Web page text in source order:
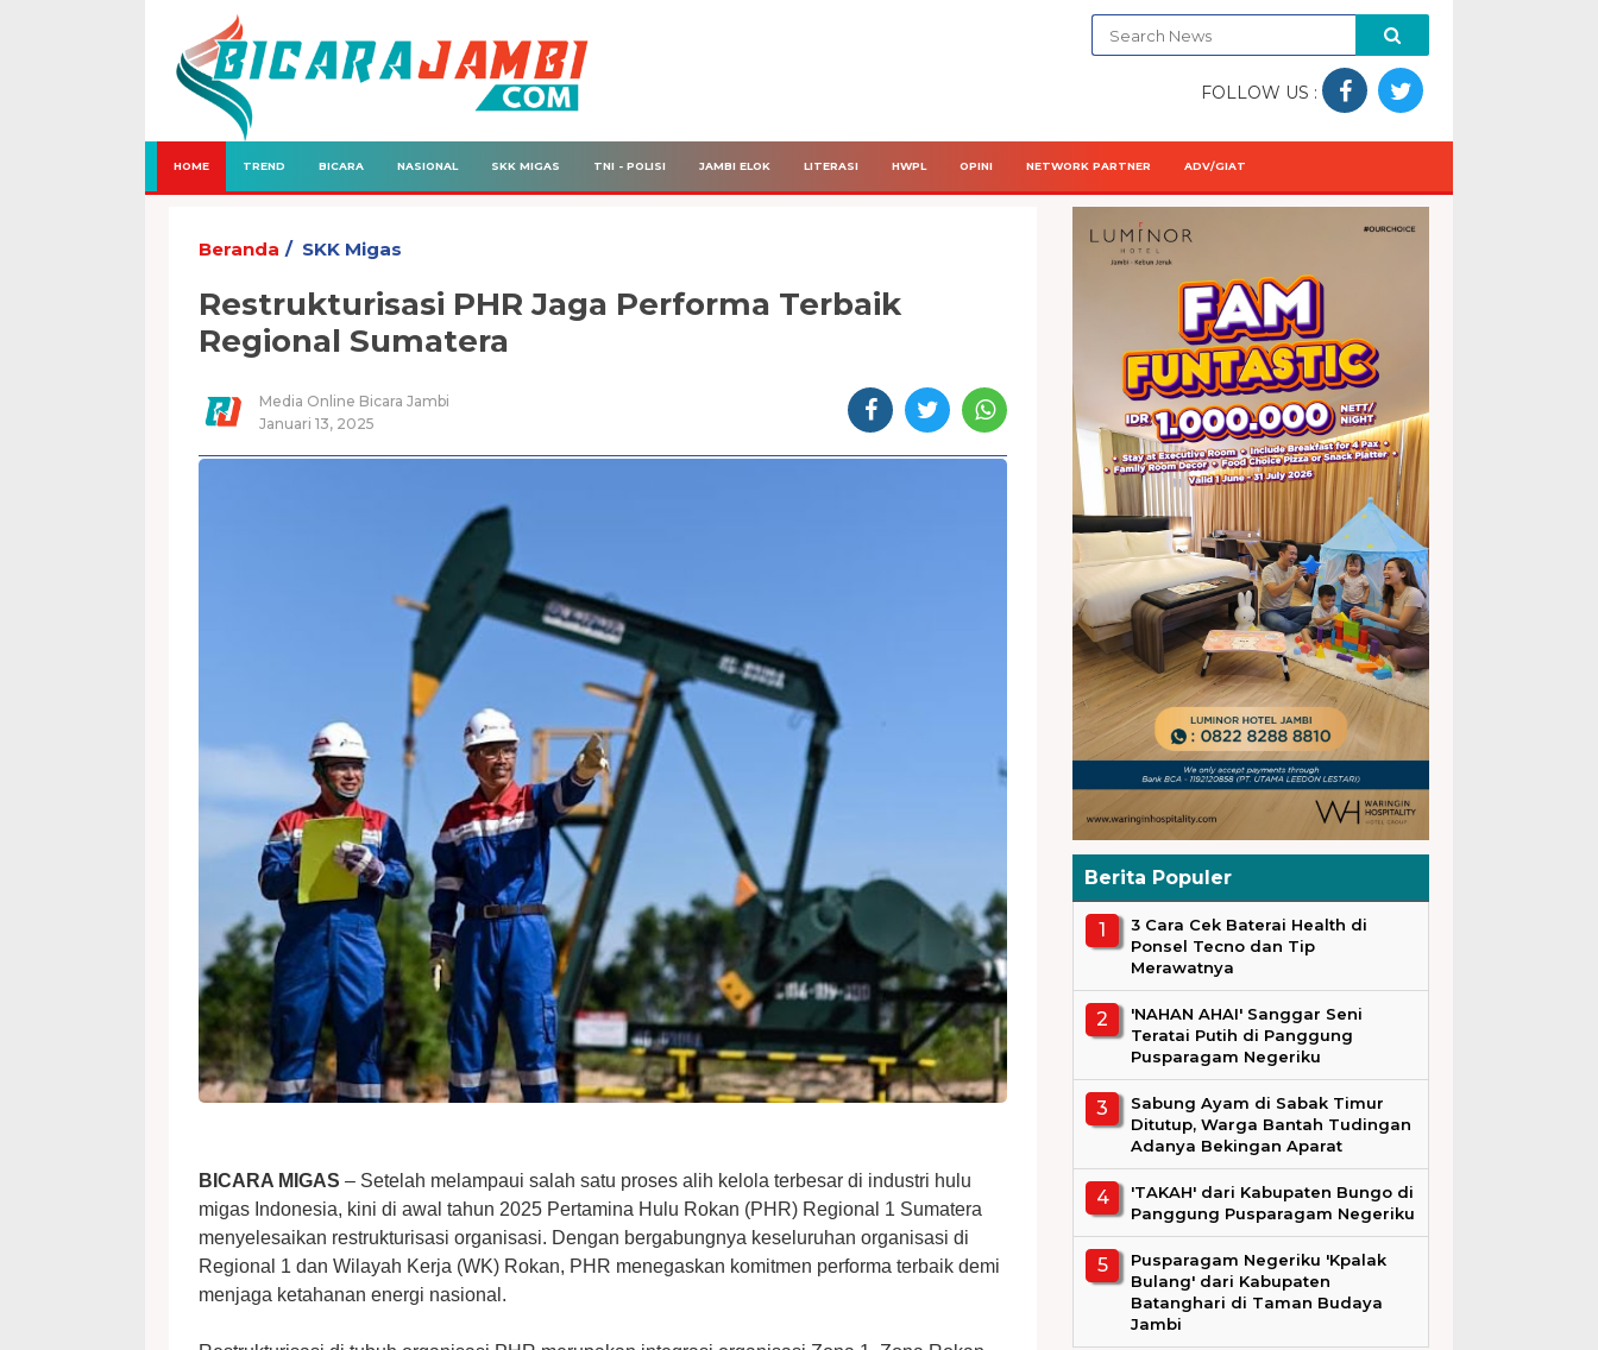
FOLLOW US :
HOME TREND BICARA NASIONAL SKK MIGAS TNI - POLISI JAMBI ELOK LITERASI HWPL OPINI NETWORK PARTNER ADV/GIAT
Beranda SKK Migas
Restrukturisasi PHR Jaga Performa Terbaik
Regional Sumatera
Media Online Bicara Jambi
Januari 13, 2025
BICARA MIGAS – Setelah melampaui salah satu proses alih kelola terbesar di industri hulu
migas Indonesia, kini di awal tahun 2025 Pertamina Hulu Rokan (PHR) Regional 1 Sumatera
menyelesaikan restrukturisasi organisasi. Dengan bergabungnya keseluruhan organisasi di
Regional 1 dan Wilayah Kerja (WK) Rokan, PHR menegaskan komitmen performa terbaik demi
menjaga ketahanan energi nasional.
Berita Populer
3 Cara Cek Baterai Health di
Ponsel Tecno dan Tip
Merawatnya
'NAHAN AHAI' Sanggar Seni
Teratai Putih di Panggung
Pusparagam Negeriku
Sabung Ayam di Sabak Timur
Ditutup, Warga Bantah Tudingan
Adanya Bekingan Aparat
'TAKAH' dari Kabupaten Bungo di
Panggung Pusparagam Negeriku
Pusparagam Negeriku 'Kpalak
Bulang' dari Kabupaten
Batanghari di Taman Budaya
Jambi